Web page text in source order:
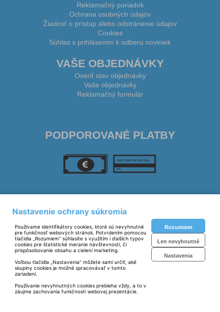
Reklamačný poriadok
Ochrana osobných údajov
Žiadosť o prístup alebo odstránenie údajov
Cookies
Súhlas s prihlásením k odberu noviniek
VAŠE OBJEDNÁVKY
Overiť stav objednávky
Vaše objednávky
Reklamačný formulár
PODPOROVANÉ PLATBY
Prevádzkovateľ: © Irena Sklenárová 2023,
Technické riešenie:© MiBe ESHOP 2023 verzia: 51
Nastavenie ochrany súkromia
Používame identifikátory cookies, ktoré sú nevyhnutné
pre funkčnosť webových stránok. Potvrdením pomocou
tlačidla „Rozumiem“ súhlasíte s využitím i ďalších typov
cookies pre štatistické meranie návštevnosti, či
prispôsobovanie obsahu a cielení marketing.
Voľbou tlačidla „Nastavenia“ môžete sami určiť, aké
skupiny cookies je možné spracovávať v tomto
zariadení.
Používanie nevyhnutných cookies prebieha vždy, a to v
záujme zachovania funkčnosti webovej prezentácie.
Rozumiem
Len nevyhnutné
Nastavenia